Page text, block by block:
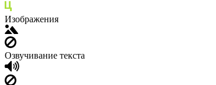
Изображения
Озвучивание текста